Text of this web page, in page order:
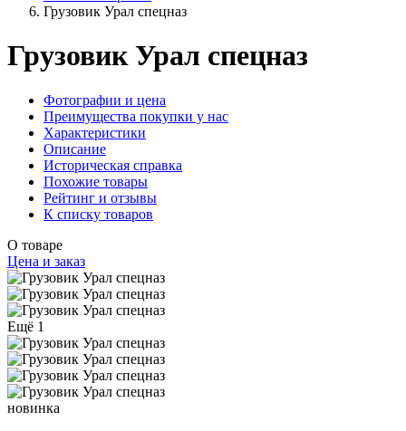
Грузовик Урал спецназ
Грузовик Урал спецназ
Фотографии и цена
Преимущества покупки у нас
Характеристики
Описание
Историческая справка
Похожие товары
Рейтинг и отзывы
К списку товаров
О товаре
Цена и заказ
Ещё 1
новинка